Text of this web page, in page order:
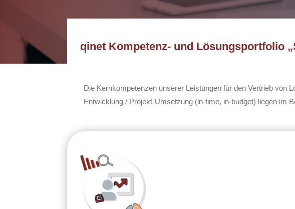
qinet Kompetenz- und Lösungsportfolio
Die Kernkompetenzen unserer Leistungen für den Vertrieb von
Entwicklung / Projekt-Umsetzung (in-time, in-budget) liegen im